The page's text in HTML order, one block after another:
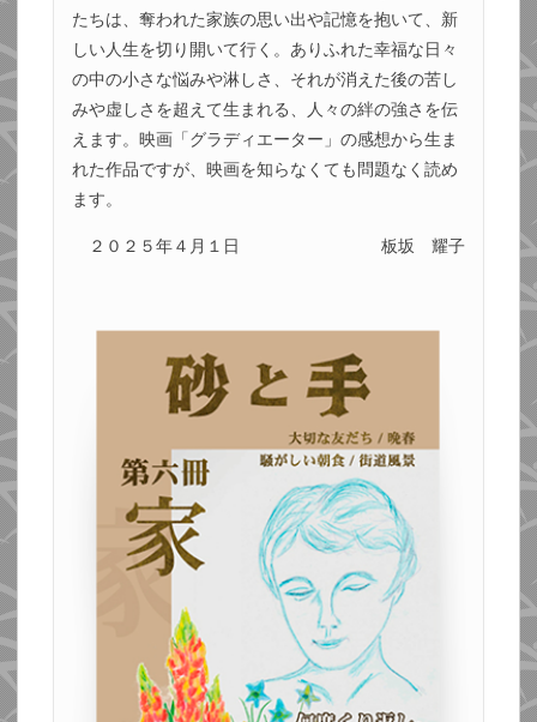
たちは、奪われた家族の思い出や記憶を抱いて、新
しい人生を切り開いて行く。ありふれた幸福な日々
の中の小さな悩みや淋しさ、それが消えた後の苦し
みや虚しさを超えて生まれる、人々の絆の強さを伝
えます。映画「グラディエーター」の感想から生ま
れた作品ですが、映画を知らなくても問題なく読め
ます。
２０２５年４月１日 板坂 耀子